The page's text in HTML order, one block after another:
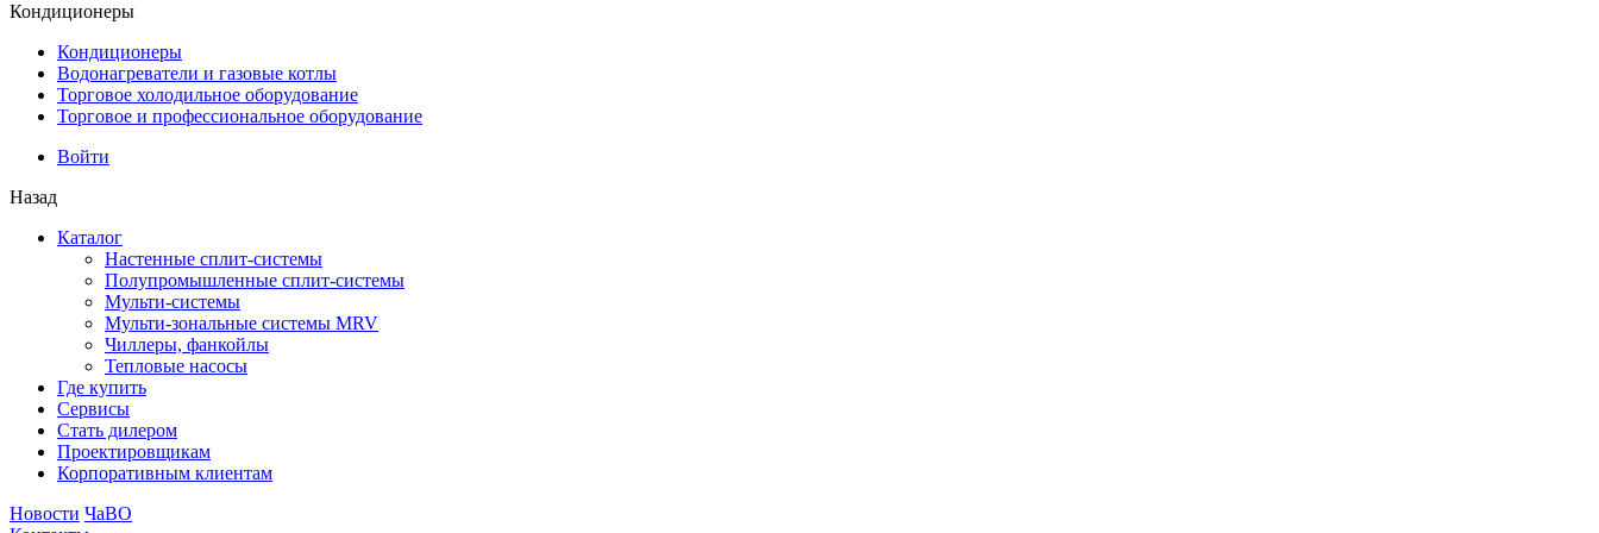
Кондиционеры
Кондиционеры
Водонагреватели и газовые котлы
Торговое холодильное оборудование
Торговое и профессиональное оборудование
Войти
Назад
Каталог
Настенные сплит-системы
Полупромышленные сплит-системы
Мульти-системы
Мульти-зональные системы MRV
Чиллеры, фанкойлы
Тепловые насосы
Где купить
Сервисы
Стать дилером
Проектировщикам
Корпоративным клиентам
Новости ЧаВО